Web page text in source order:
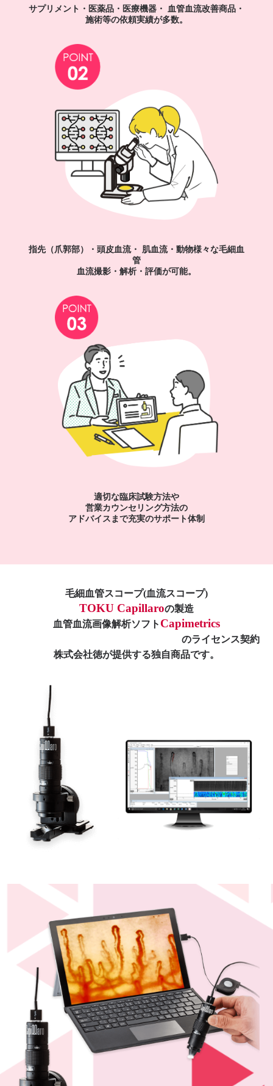
サプリメント・医薬品・医療機器・ 血管血流改善商品・
施術等の依頼実績が多数。
指先（爪郭部）・頭皮血流・ 肌血流・動物様々な毛細血
管
血流撮影・解析・評価が可能。
適切な臨床試験方法や
営業カウンセリング方法の
アドバイスまで充実のサポート体制
毛細血管スコープ(血流スコープ)
TOKU Capillaroの製造
血管血流画像解析ソフト Capimetrics
のライセンス契約
株式会社徳が提供する独自商品です。